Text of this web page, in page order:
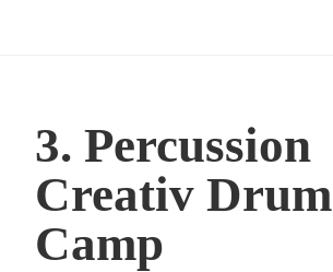
3. Percussion
Creativ Drum
Camp